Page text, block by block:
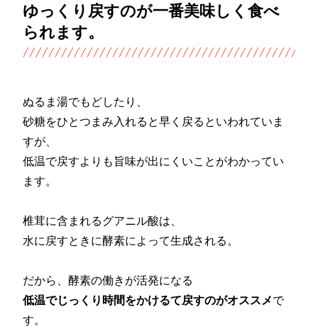
ゆっくり戻すのが一番美味しく食べ
られます。
ぬるま湯でもどしたり、
砂糖をひとつまみ入れると早く戻るといわれていま
すが、
低温で戻すよりも旨味が出にくいことがわかってい
ます。
椎茸に含まれるグアニル酸は、
水に戻すときに酵素によって生成される。
だから、酵素の働きが活発になる
低温でじっくり時間をかけるて戻すのがオススメで
す。